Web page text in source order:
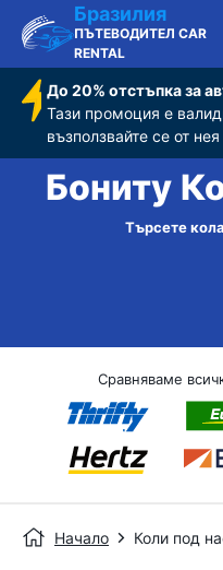
Бразилия
ПЪТЕВОДИТЕЛ CAR
RENTAL
До 20% отстъпка за
Тази промоция е
възползвайте се от
Бониту
Търсете
Сравняваме
Начало Коли под